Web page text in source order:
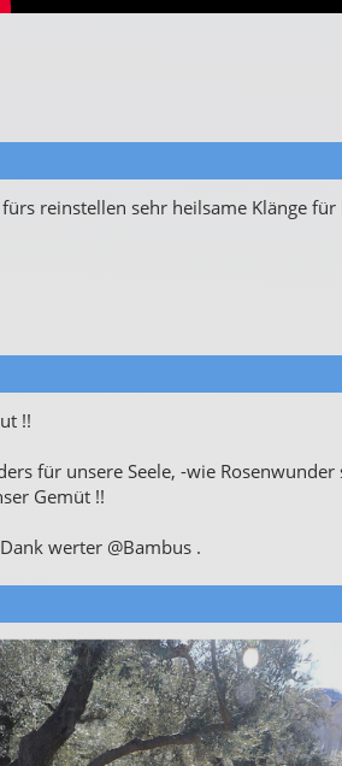
reinstellen sehr heilsame Klänge
!!
für unsere Seele, -wie Rosenwunder
Gemüt !!
werter @Bambus .